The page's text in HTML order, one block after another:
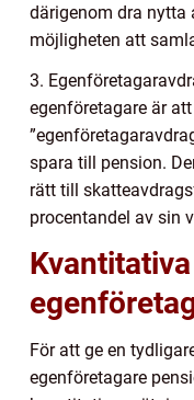
därigenom dra nytta
möjligheten att
3.
egenföretagare är
spara till pension.
rätt till
procentandel av sin
För att ge en
egenföretagare